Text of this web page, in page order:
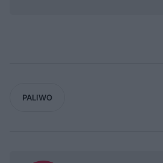
PALIWO